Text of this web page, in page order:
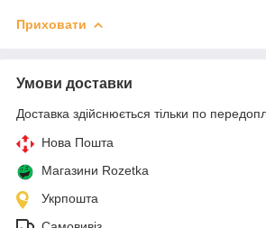
Приховати
Умови доставки
Доставка здійснюється тільки по
Нова Пошта
Магазини Rozetka
Укрпошта